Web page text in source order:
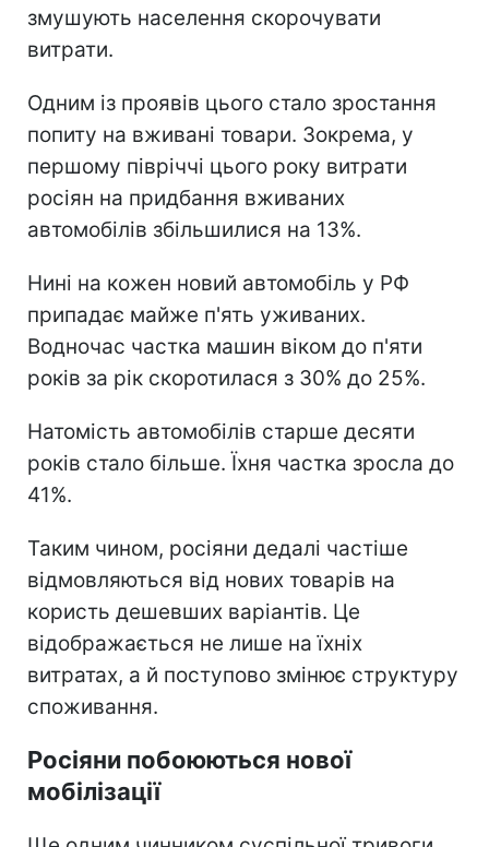
змушують населення скорочувати
витрати.
Одним із проявів цього стало зростання
попиту на вживані товари. Зокрема, у
першому півріччі цього року витрати
росіян на придбання вживаних
автомобілів збільшилися на 13%.
Нині на кожен новий автомобіль у РФ
припадає майже п'ять уживаних.
Водночас частка машин віком до п'яти
років за рік скоротилася з 30% до 25%.
Натомість автомобілів старше десяти
років стало більше. Їхня частка зросла до
41%.
Таким чином, росіяни дедалі частіше
відмовляються від нових товарів на
користь дешевших варіантів. Це
відображається не лише на їхніх
витратах, а й поступово змінює структуру
споживання.
Росіяни побоюються нової
мобілізації